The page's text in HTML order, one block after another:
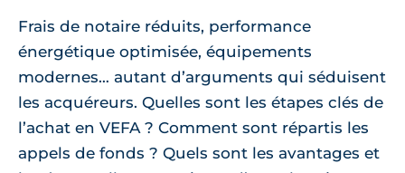
Frais de notaire réduits, performance
énergétique optimisée, équipements
modernes… autant d’arguments qui séduisent
les acquéreurs. Quelles sont les étapes clés de
l’achat en VEFA ? Comment sont répartis les
appels de fonds ? Quels sont les avantages et